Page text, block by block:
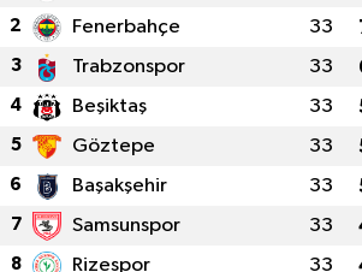
2 Fenerbahçe 33
3 Trabzonspor 33
4 Beşiktaş 33
5 Göztepe 33
6 Başakşehir 33
7 Samsunspor 33
8 Rizespor 33